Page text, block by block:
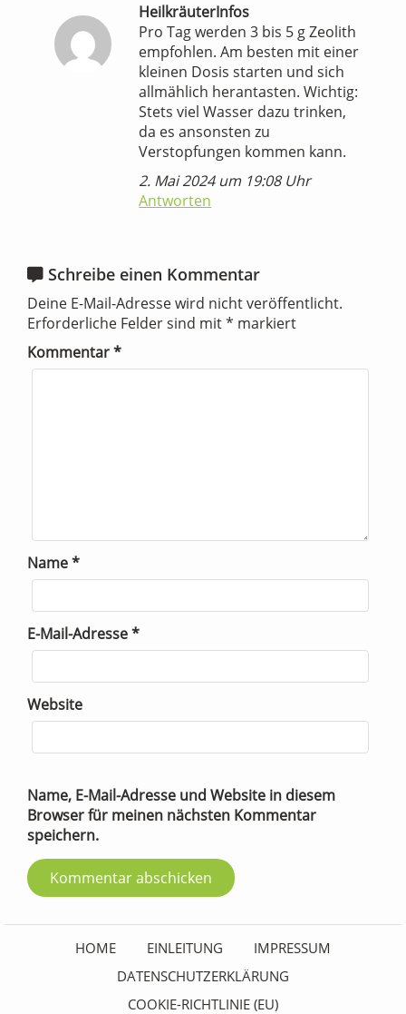
HeilkräuterInfos
Pro Tag werden 3 bis 5 g Zeolith
empfohlen. Am besten mit einer
kleinen Dosis starten und sich
allmählich herantasten. Wichtig:
Stets viel Wasser dazu trinken,
da es ansonsten zu
Verstopfungen kommen kann.
2. Mai 2024 um 19:08 Uhr
Antworten
Schreibe einen Kommentar
Deine E-Mail-Adresse wird nicht veröffentlicht.
Erforderliche Felder sind mit* markiert
Kommentar*
Name*
E-Mail-Adresse*
Website
Name, E-Mail-Adresse und Website in diesem
Browser für meinen nächsten Kommentar
speichern.
HOME EINLEITUNG
IMPRESSUM
DATENSCHUTZERKLÄRUNG
COOKIE-RICHTLINIE (EU)